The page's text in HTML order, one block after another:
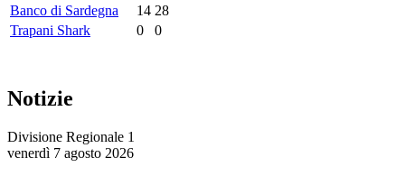
Banco di Sardegna
14 28
Trapani Shark
0 0
Notizie
Divisione Regionale 1
venerdì 7 agosto 2026